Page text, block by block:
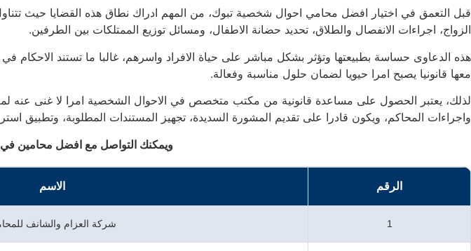
قبل التعمق في اختيار افضل محامي احوال شخصية تبوك، من المهم ادراك نطاق هذه القضايا حيث
الزواج، اجراءات الانفصال والطلاق، تحديد حضانة الاطفال، ومسائل توزيع الممتلكات بين الطرفين.
هذه الدعاوى حساسة بطبيعتها وتؤثر بشكل مباشر على حياة الافراد واسرهم، غالبا ما تستند الاحكام
معها قانونيا يصبح امرا حيويا لضمان حلول مناسبة وفعالة.
لذلك، يعتبر الحصول على مساعدة قانونية من مكتب متخصص في الاحوال الشخصية امرا لا غنى عنه
واجراءات المحاكم، ويكون قادرا على تقديم المشورة السديدة، تجهيز المستندات المطلوبة، وتطبيق
ويمكنك التواصل مع افضل محامين
الرقم الاسم
1 شركة العزام والشانف